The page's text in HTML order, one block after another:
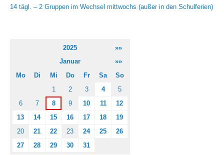
14 tägl. – 2 Gruppen im Wechsel mittwochs (außer in den Schulferien)
2025
»»
Januar
»»
Mo
Di Mi Do Fr Sa
So
1
2 3 4
5
6
7 8 9 10 11
12
13
14 15 16 17 18
19
20
21 22 23 24 25
26
27
28 29 30
31